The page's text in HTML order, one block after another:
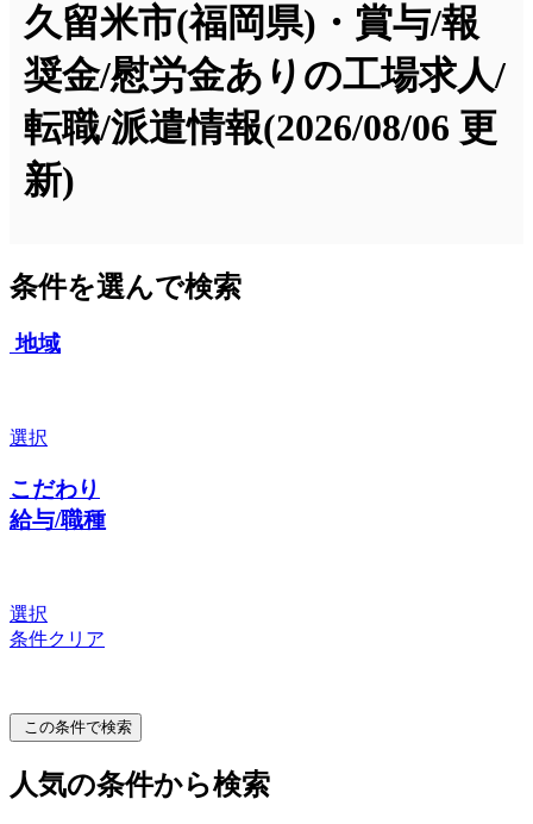
久留米市(福岡県)・賞与/報
奨金/慰労金ありの工場求人/
転職/派遣情報(2026/08/06 更
新)
条件を選んで検索
地域
選択
こだわり
給与/職種
選択
条件クリア
この条件で検索
人気の条件から検索